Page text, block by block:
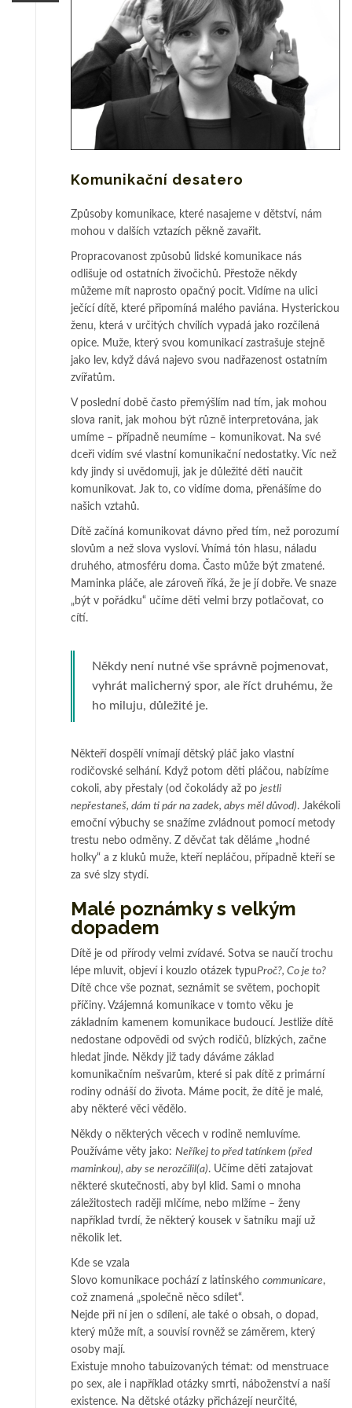
Komunikační desatero
Způsoby komunikace, které nasajeme v dětství, nám
mohou v dalších vztazích pěkně zavařit.
Propracovanost způsobů lidské komunikace nás
odlišuje od ostatních živočichů. Přestože někdy
můžeme mít naprosto opačný pocit. Vidíme na ulici
ječící dítě, které připomíná malého paviána. Hysterickou
ženu, která v určitých chvílích vypadá jako rozčílená
opice. Muže, který svou komunikací zastrašuje stejně
jako lev, když dává najevo svou nadřazenost ostatním
zvířatům.
V poslední době často přemýšlím nad tím, jak mohou
slova ranit, jak mohou být různě interpretována, jak
umíme – případně neumíme – komunikovat. Na své
dceři vidím své vlastní komunikační nedostatky. Víc než
kdy jindy si uvědomuji, jak je důležité děti naučit
komunikovat. Jak to, co vidíme doma, přenášíme do
našich vztahů.
Dítě začíná komunikovat dávno před tím, než porozumí
slovům a než slova vysloví. Vnímá tón hlasu, náladu
druhého, atmosféru doma. Často může být zmatené.
Maminka pláče, ale zároveň říká, že je jí dobře. Ve snaze
„být v pořádku“ učíme děti velmi brzy potlačovat, co
cítí.
Někdy není nutné vše správně pojmenovat,
vyhrát malicherný spor, ale říct druhému, že
ho miluju, důležité je.
Někteří dospělí vnímají dětský pláč jako vlastní
rodičovské selhání. Když potom děti pláčou, nabízíme
cokoli, aby přestaly (od čokolády až po jestli
nepřestaneš, dám ti pár na zadek, abys měl důvod). Jakékoli
emoční výbuchy se snažíme zvládnout pomocí metody
trestu nebo odměny. Z děvčat tak děláme „hodné
holky“ a z kluků muže, kteří nepláčou, případně kteří se
za své slzy stydí.
Malé poznámky s velkým
dopadem
Dítě je od přírody velmi zvídavé. Sotva se naučí trochu
lépe mluvit, objeví i kouzlo otázek typuProč?, Co je to?
Dítě chce vše poznat, seznámit se světem, pochopit
příčiny. Vzájemná komunikace v tomto věku je
základním kamenem komunikace budoucí. Jestliže dítě
nedostane odpovědi od svých rodičů, blízkých, začne
hledat jinde. Někdy již tady dáváme základ
komunikačním nešvarům, které si pak dítě z primární
rodiny odnáší do života. Máme pocit, že dítě je malé,
aby některé věci vědělo.
Někdy o některých věcech v rodině nemluvíme.
Používáme věty jako: Neříkej to před tatínkem (před
maminkou), aby se nerozčílil(a). Učíme děti zatajovat
některé skutečnosti, aby byl klid. Sami o mnoha
záležitostech raději mlčíme, nebo mlžíme – ženy
například tvrdí, že některý kousek v šatníku mají už
několik let.
Kde se vzala
Slovo komunikace pochází z latinského communicare,
což znamená „společně něco sdílet“.
Nejde při ní jen o sdílení, ale také o obsah, o dopad,
který může mít, a souvisí rovněž se záměrem, který
osoby mají.
Existuje mnoho tabuizovaných témat: od menstruace
po sex, ale i například otázky smrti, náboženství a naší
existence. Na dětské otázky přicházejí neurčité,